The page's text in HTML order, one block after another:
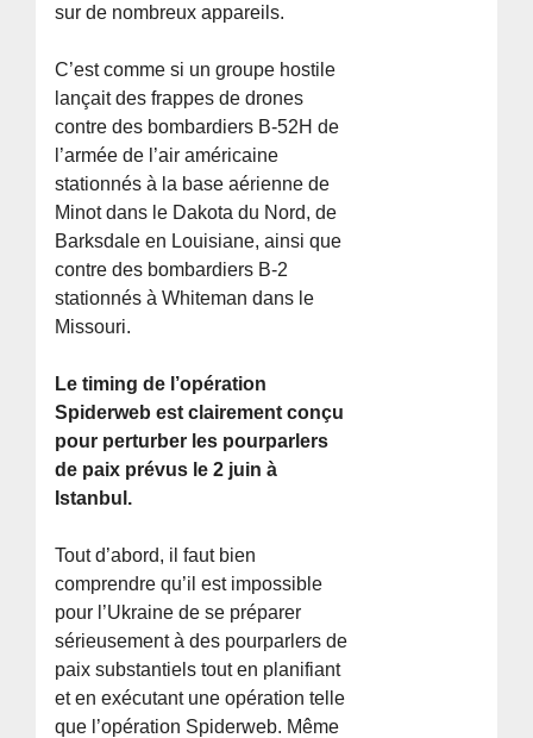
sur de nombreux appareils.
C’est comme si un groupe hostile
lançait des frappes de drones
contre des bombardiers B-52H de
l’armée de l’air américaine
stationnés à la base aérienne de
Minot dans le Dakota du Nord, de
Barksdale en Louisiane, ainsi que
contre des bombardiers B-2
stationnés à Whiteman dans le
Missouri.
Le timing de l’opération
Spiderweb est clairement conçu
pour perturber les pourparlers
de paix prévus le 2 juin à
Istanbul.
Tout d’abord, il faut bien
comprendre qu’il est impossible
pour l’Ukraine de se préparer
sérieusement à des pourparlers de
paix substantiels tout en planifiant
et en exécutant une opération telle
que l’opération Spiderweb. Même